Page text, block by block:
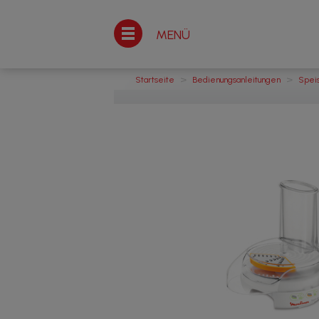
MENÜ
Startseite > Bedienungsanleitungen